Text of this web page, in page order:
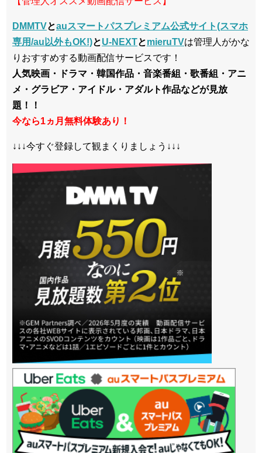
DMMTVとauスマートパスプレミアム公式サイト(スマホ
専用/au以外もOK!)とU-NEXTとmieruTVは管理人がかな
りおすすめする動画配信サービスです！
人気映画・ドラマ・韓国作品・音楽番組・歌番組・アニ
メ・グラビア・アイドル・アダルト作品などが見放
題！！
今なら1ヵ月無料体験あり！
↓↓↓今すぐ登録して観まくりましょう↓↓↓